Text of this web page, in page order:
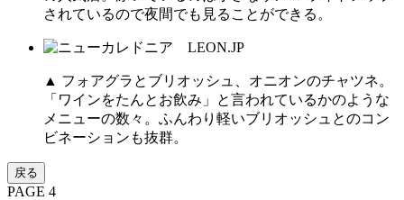
されているので夜間でも見ることができる。
▲ フォアグラとブリオッシュ、オニオンのチャツネ。
「ワインをたんとお飲み」と言われているかのような
メニューの数々。ふんわり軽いブリオッシュとのコン
ビネーションも抜群。
戻る
PAGE 4